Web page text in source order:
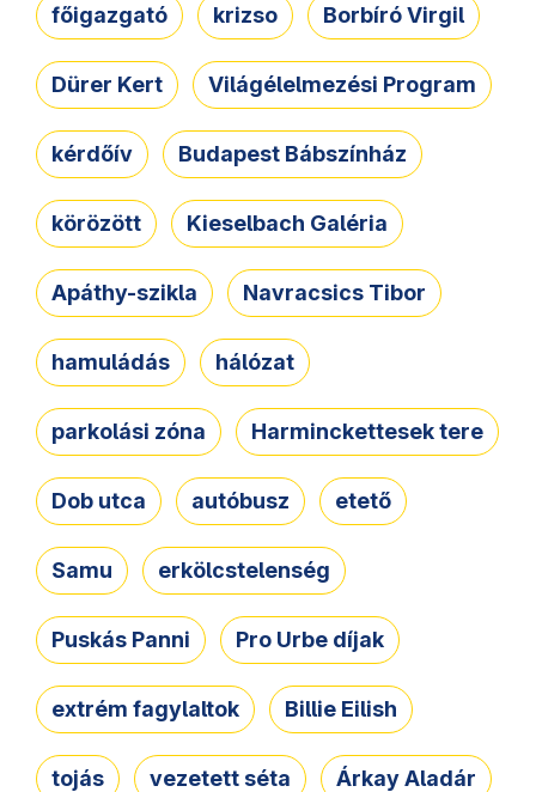
főigazgató krizso Borbíró Virgil
Dürer Kert Világélelmezési Program
kérdőív Budapest Bábszínház
körözött Kieselbach Galéria
Apáthy-szikla Navracsics Tibor
hamuládás hálózat
parkolási zóna Harminckettesek tere
Dob utca autóbusz etető
Samu erkölcstelenség
Puskás Panni Pro Urbe díjak
extrém fagylaltok Billie Eilish
tojás vezetett séta Árkay Aladár